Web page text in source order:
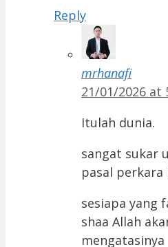
Reply
mrhanafi
21/01/2026 at
Itulah dunia.
sangat sukar
pasal perkara
sesiapa yang
shaa Allah
mengatasinya